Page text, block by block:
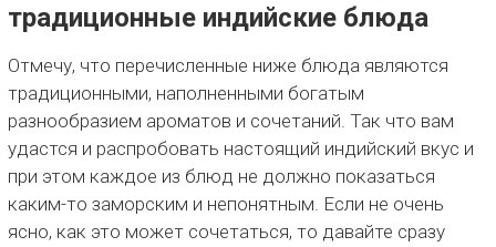
традиционные индийские блюда
Отмечу, что перечисленные ниже блюда являются
традиционными, наполненными богатым
разнообразием ароматов и сочетаний. Так что вам
удастся и распробовать настоящий индийский вкус и
при этом каждое из блюд не должно показаться
каким-то заморским и непонятным. Если не очень
ясно, как это может сочетаться, то давайте сразу